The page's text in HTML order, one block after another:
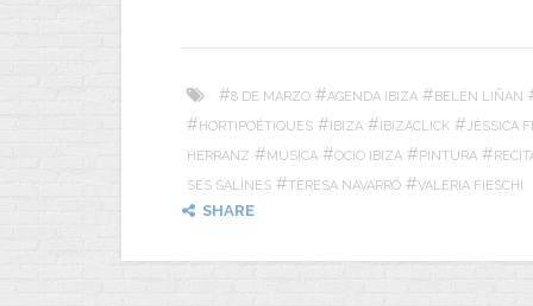
#8 DE MARZO #AGENDA IBIZA #BELÉN LIÑÁN
#HORTIPOÈTIQUES #IBIZA #IBIZACLICK #JÈSSICA
HERRANZ #MÚSICA #OCIO IBIZA #PINTURA #
SES SALINES #TERESA NAVARRO #VALERIA FIESCHI
SHARE